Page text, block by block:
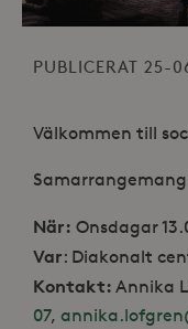
PUBLICERAT 25-
Välkommen till
När: Onsdagar
Var: Diakonalt
Kontakt: Annika
07,